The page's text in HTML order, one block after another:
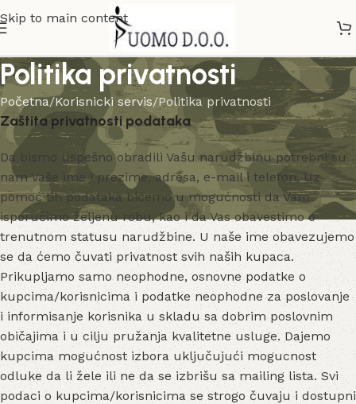
Skip to main content
Politika privatnosti
Početna Korisnicki servis Politika privatnosti
Zaštita privatnosti podataka
Da bismo uspešno obradili Vašu narudžbinu potrebni su
nam Vaše ime i prezime, adresa, e-mail i telefon. Uz
pomoć tih podataka bićemo u mogućnosti da Vam
isporučimo željenu robu, kao i da Vas obavestimo o
trenutnom statusu narudžbine. U naše ime obavezujemo
se da ćemo čuvati privatnost svih naših kupaca.
Prikupljamo samo neophodne, osnovne podatke o
kupcima/korisnicima i podatke neophodne za poslovanje
i informisanje korisnika u skladu sa dobrim poslovnim
običajima i u cilju pružanja kvalitetne usluge. Dajemo
kupcima mogućnost izbora uključujući mogucnost
odluke da li žele ili ne da se izbrišu sa mailing lista. Svi
podaci o kupcima/korisnicima se strogo čuvaju i dostupni